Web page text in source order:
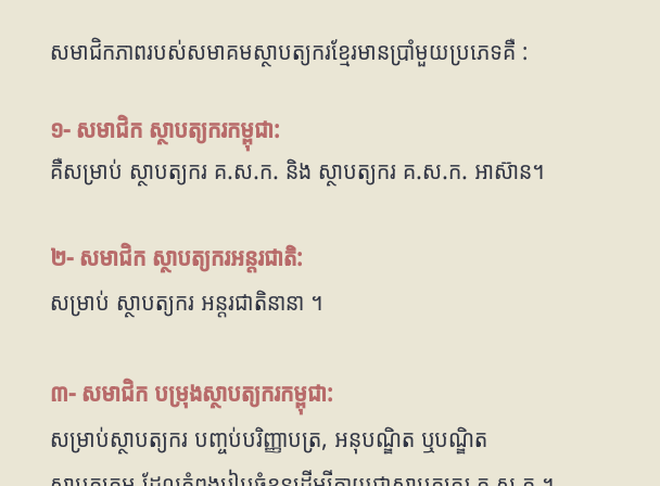
សមាជិកភាពរបស់សមាគមស្ថាបត្យករខ្មែរមានប្រាំមួយប្រភេទគឺ :
១- សមាជិក ស្ថាបត្យករកម្ពុជា:
គឺសម្រាប់ ស្ថាបត្យករ គ.ស.ក. និង ស្ថាបត្យករ គ.ស.ក. អាស៊ាន។
២- សមាជិក ស្ថាបត្យករអន្តរជាតិ:
សម្រាប់ ស្ថាបត្យករ អន្តរជាតិនានា ។
៣- សមាជិក បម្រុងស្ថាបត្យករកម្ពុជា:
សម្រាប់ស្ថាបត្យករ បញ្ចប់បរិញ្ញាបត្រ, អនុបណ្ឌិត ឬបណ្ឌិត